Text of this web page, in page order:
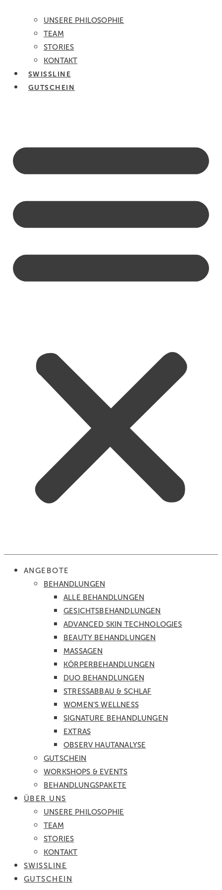
UNSERE PHILOSOPHIE
TEAM
STORIES
KONTAKT
SWISSLINE
GUTSCHEIN
ANGEBOTE
BEHANDLUNGEN
ALLE BEHANDLUNGEN
GESICHTS­BEHANDLUNGEN
ADVANCED SKIN TECHNOLOGIES
BEAUTY BEHANDLUNGEN
MASSAGEN
KÖRPER­BEHANDLUNGEN
DUO BEHANDLUNGEN
STRESSABBAU & SCHLAF
WOMEN’S WELLNESS
SIGNATURE BEHANDLUNGEN
EXTRAS
OBSERV HAUTANALYSE
GUTSCHEIN
WORKSHOPS & EVENTS
BEHANDLUNGSPAKETE
ÜBER UNS
UNSERE PHILOSOPHIE
TEAM
STORIES
KONTAKT
SWISSLINE
GUTSCHEIN